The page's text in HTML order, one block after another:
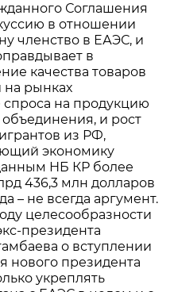
Соглашения
в отношении
членство в ЕАЭС, и
в
качества товаров
на рынках
на продукцию
и рост
из РФ,
экономику
НБ КР более
436,3 млн долларов
– не всегда аргумент.
целесообразности
президента
о вступлении
нового президента
укреплять